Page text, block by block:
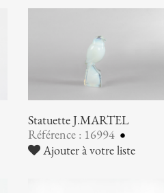
Statuette J.MARTEL
Référence : 16994
Ajouter à votre liste